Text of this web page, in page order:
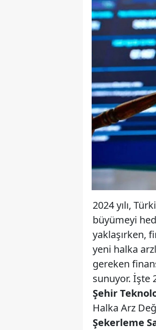
2024 yılı,
büyümeyi
yaklaşırken,
yeni halka
gereken
sunuyor. İşte
Şehir
Halka Arz
Şekerleme